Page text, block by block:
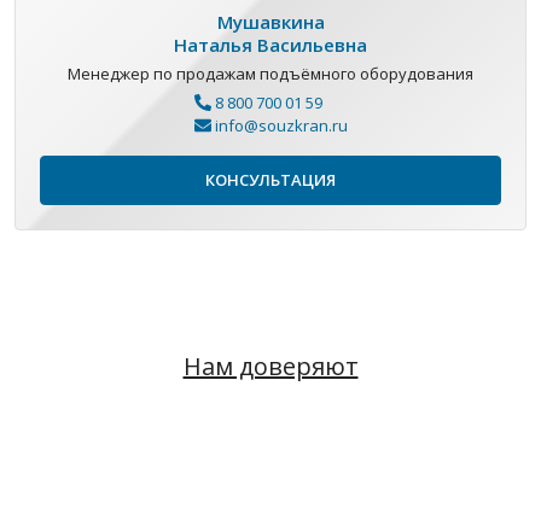
Мушавкина
Наталья Васильевна
Менеджер по продажам подъёмного оборудования
8 800 700 01 59
info@souzkran.ru
КОНСУЛЬТАЦИЯ
Нам доверяют